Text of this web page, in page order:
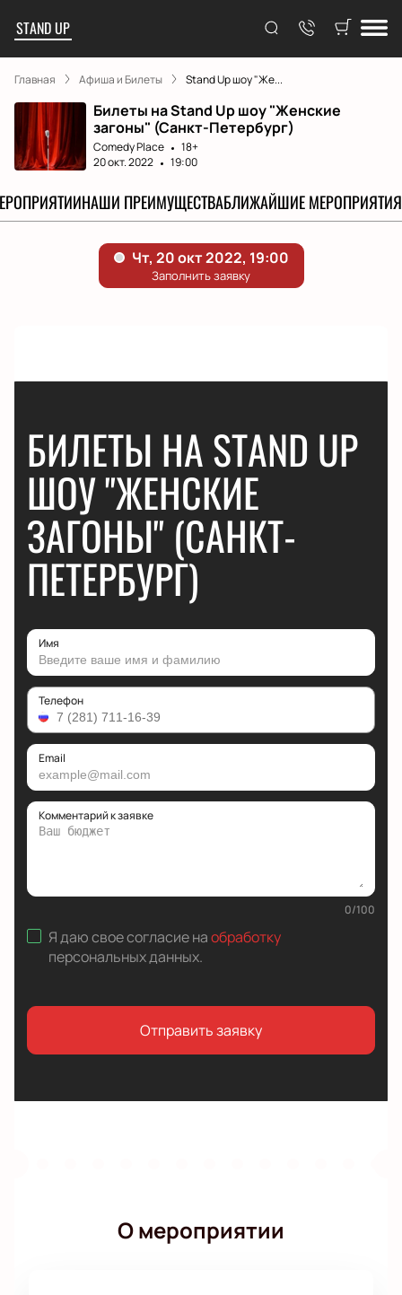
STAND UP
Главная Афиша и Билеты Stand Up шоу "Же...
Билеты на Stand Up шоу "Женские
загоны" (Санкт-Петербург)
Comedy Place
18+
20 окт. 2022
19:00
НАШИ ПРЕИМУЩЕСТВАБЛИЖАЙШИЕ МЕРОПРИЯТИЯ
БИЛЕТЫ НА STAND UP
ШОУ "ЖЕНСКИЕ
ЗАГОНЫ" (САНКТ-
ПЕТЕРБУРГ)
Имя
Телефон
Email
Комментарий к заявке
0/100
Я даю свое согласие наобработку
персональных данных.
Отправить заявку
О мероприятии